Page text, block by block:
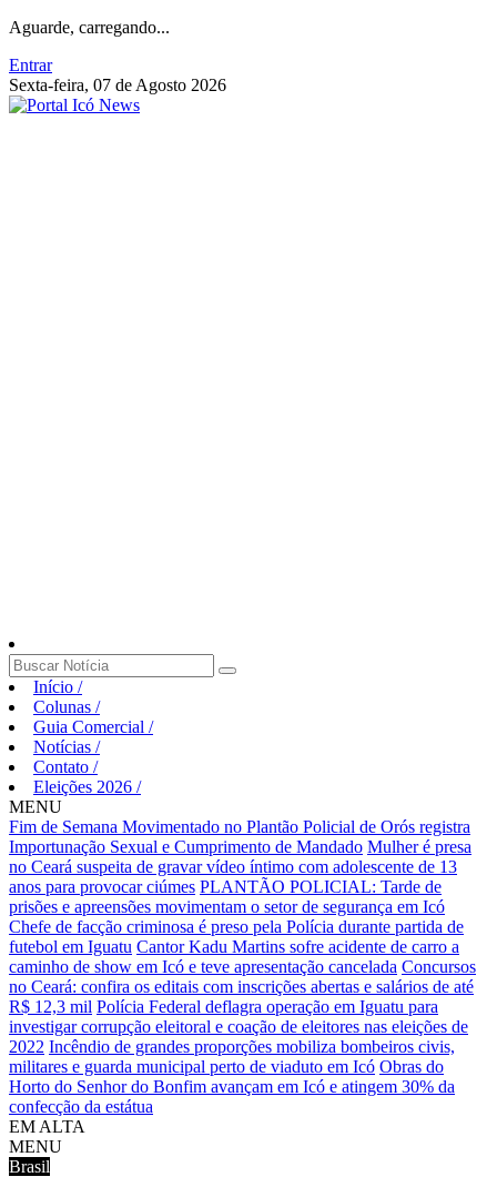
Aguarde, carregando...
Entrar
Sexta-feira, 07 de Agosto 2026
Início /
Colunas /
Guia Comercial /
Notícias /
Contato /
Eleições 2026 /
MENU
Fim de Semana Movimentado no Plantão Policial de Orós registra
Importunação Sexual e Cumprimento de Mandado Mulher é presa
no Ceará suspeita de gravar vídeo íntimo com adolescente de 13
anos para provocar ciúmes PLANTÃO POLICIAL: Tarde de
prisões e apreensões movimentam o setor de segurança em Icó
Chefe de facção criminosa é preso pela Polícia durante partida de
futebol em Iguatu Cantor Kadu Martins sofre acidente de carro a
caminho de show em Icó e teve apresentação cancelada Concursos
no Ceará: confira os editais com inscrições abertas e salários de até
R$ 12,3 mil Polícia Federal deflagra operação em Iguatu para
investigar corrupção eleitoral e coação de eleitores nas eleições de
2022 Incêndio de grandes proporções mobiliza bombeiros civis,
militares e guarda municipal perto de viaduto em Icó Obras do
Horto do Senhor do Bonfim avançam em Icó e atingem 30% da
confecção da estátua
EM ALTA
MENU
Brasil